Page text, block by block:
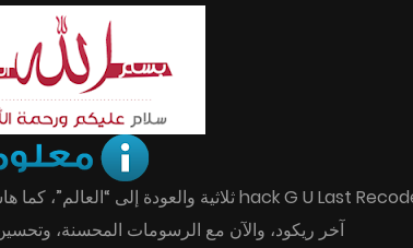
آخر ريكود، والآن مع الرسومات المحسنة،